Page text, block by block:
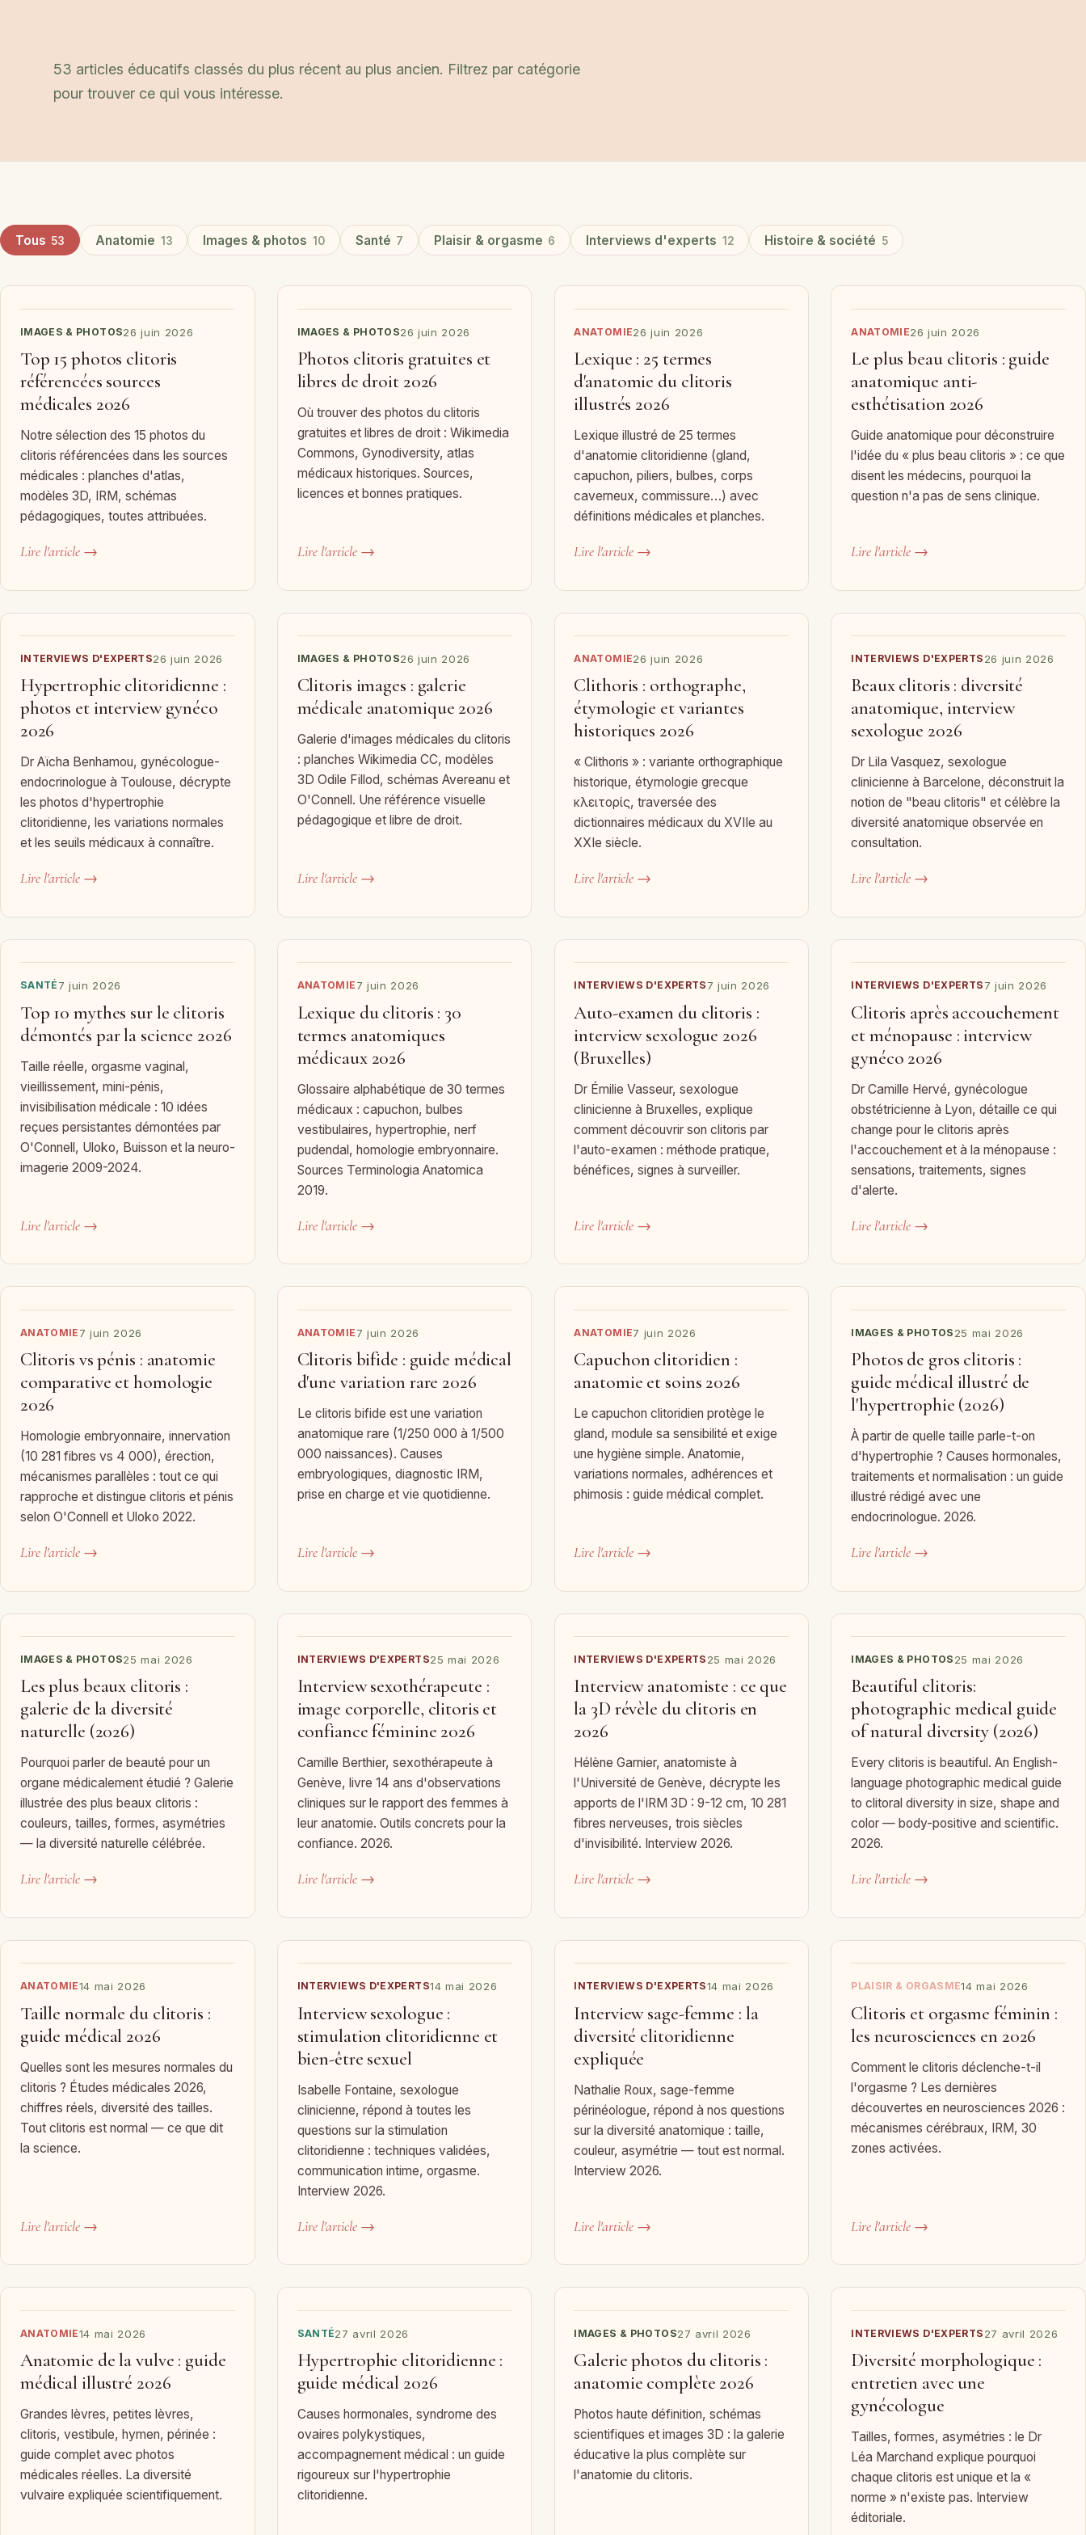
53 articles éducatifs classés du plus récent au plus ancien. Filtrez par catégorie
pour trouver ce qui vous intéresse.
Tous 53 Anatomie 13 Images & photos 10 Santé 7 Plaisir & orgasme 6 Interviews d'experts 12 Histoire & société 5
IMAGES & PHOTOS26 juin 2026
Top 15 photos clitoris
référencées sources
médicales 2026
Notre sélection des 15 photos du
clitoris référencées dans les sources
médicales : planches d'atlas,
modèles 3D, IRM, schémas
pédagogiques, toutes attribuées.
Lire l'article →
IMAGES & PHOTOS26 juin 2026
Photos clitoris gratuites et
libres de droit 2026
Où trouver des photos du clitoris
gratuites et libres de droit : Wikimedia
Commons, Gynodiversity, atlas
médicaux historiques. Sources,
licences et bonnes pratiques.
Lire l'article →
ANATOMIE26 juin 2026
Lexique : 25 termes
d'anatomie du clitoris
illustrés 2026
Lexique illustré de 25 termes
d'anatomie clitoridienne (gland,
capuchon, piliers, bulbes, corps
caverneux, commissure…) avec
définitions médicales et planches.
Lire l'article →
ANATOMIE26 juin 2026
Le plus beau clitoris : guide
anatomique anti-
esthétisation 2026
Guide anatomique pour déconstruire
l'idée du « plus beau clitoris » : ce que
disent les médecins, pourquoi la
question n'a pas de sens clinique.
Lire l'article →
INTERVIEWS D'EXPERTS26 juin 2026
Hypertrophie clitoridienne :
photos et interview gynéco
2026
Dr Aïcha Benhamou, gynécologue-
endocrinologue à Toulouse, décrypte
les photos d'hypertrophie
clitoridienne, les variations normales
et les seuils médicaux à connaître.
Lire l'article →
IMAGES & PHOTOS26 juin 2026
Clitoris images : galerie
médicale anatomique 2026
Galerie d'images médicales du clitoris
: planches Wikimedia CC, modèles
3D Odile Fillod, schémas Avereanu et
O'Connell. Une référence visuelle
pédagogique et libre de droit.
Lire l'article →
ANATOMIE26 juin 2026
Clithoris : orthographe,
étymologie et variantes
historiques 2026
« Clithoris » : variante orthographique
historique, étymologie grecque
κλειτορίς, traversée des
dictionnaires médicaux du XVIIe au
XXIe siècle.
Lire l'article →
INTERVIEWS D'EXPERTS 26 juin 2026
Beaux clitoris : diversité
anatomique, interview
sexologue 2026
Dr Lila Vasquez, sexologue
clinicienne à Barcelone, déconstruit la
notion de "beau clitoris" et célèbre la
diversité anatomique observée en
consultation.
Lire l'article →
SANTÉ 7 juin 2026
Top 10 mythes sur le clitoris
démontés par la science 2026
Taille réelle, orgasme vaginal,
vieillissement, mini-pénis,
invisibilisation médicale : 10 idées
reçues persistantes démontées par
O'Connell, Uloko, Buisson et la neuro-
imagerie 2009-2024.
Lire l'article →
ANATOMIE 7 juin 2026
Lexique du clitoris : 30
termes anatomiques
médicaux 2026
Glossaire alphabétique de 30 termes
médicaux : capuchon, bulbes
vestibulaires, hypertrophie, nerf
pudendal, homologie embryonnaire.
Sources Terminologia Anatomica
2019.
Lire l'article →
INTERVIEWS D'EXPERTS 7 juin 2026
Auto-examen du clitoris :
interview sexologue 2026
(Bruxelles)
Dr Émilie Vasseur, sexologue
clinicienne à Bruxelles, explique
comment découvrir son clitoris par
l'auto-examen : méthode pratique,
bénéfices, signes à surveiller.
Lire l'article →
INTERVIEWS D'EXPERTS 7 juin 2026
Clitoris après accouchement
et ménopause : interview
gynéco 2026
Dr Camille Hervé, gynécologue
obstétricienne à Lyon, détaille ce qui
change pour le clitoris après
l'accouchement et à la ménopause :
sensations, traitements, signes
d'alerte.
Lire l'article →
ANATOMIE 7 juin 2026
Clitoris vs pénis : anatomie
comparative et homologie
2026
Homologie embryonnaire, innervation
(10 281 fibres vs 4 000), érection,
mécanismes parallèles : tout ce qui
rapproche et distingue clitoris et pénis
selon O'Connell et Uloko 2022.
Lire l'article →
ANATOMIE 7 juin 2026
Clitoris bifide : guide médical
d'une variation rare 2026
Le clitoris bifide est une variation
anatomique rare (1/250 000 à 1/500
000 naissances). Causes
embryologiques, diagnostic IRM,
prise en charge et vie quotidienne.
Lire l'article →
ANATOMIE7 juin 2026
Capuchon clitoridien :
anatomie et soins 2026
Le capuchon clitoridien protège le
gland, module sa sensibilité et exige
une hygiène simple. Anatomie,
variations normales, adhérences et
phimosis : guide médical complet.
Lire l'article →
IMAGES & PHOTOS 25 mai 2026
Photos de gros clitoris :
guide médical illustré de
l'hypertrophie (2026)
À partir de quelle taille parle-t-on
d'hypertrophie ? Causes hormonales,
traitements et normalisation : un guide
illustré rédigé avec une
endocrinologue. 2026.
Lire l'article →
IMAGES & PHOTOS25 mai 2026
Les plus beaux clitoris :
galerie de la diversité
naturelle (2026)
Pourquoi parler de beauté pour un
organe médicalement étudié ? Galerie
illustrée des plus beaux clitoris :
couleurs, tailles, formes, asymétries
— la diversité naturelle célébrée.
Lire l'article →
INTERVIEWS D'EXPERTS25 mai 2026
Interview sexothérapeute :
image corporelle, clitoris et
confiance féminine 2026
Camille Berthier, sexothérapeute à
Genève, livre 14 ans d'observations
cliniques sur le rapport des femmes à
leur anatomie. Outils concrets pour la
confiance. 2026.
Lire l'article →
INTERVIEWS D'EXPERTS 25 mai 2026
Interview anatomiste : ce que
la 3D révèle du clitoris en
2026
Hélène Garnier, anatomiste à
l'Université de Genève, décrypte les
apports de l'IRM 3D : 9-12 cm, 10 281
fibres nerveuses, trois siècles
d'invisibilité. Interview 2026.
Lire l'article →
IMAGES & PHOTOS 25 mai 2026
Beautiful clitoris:
photographic medical guide
of natural diversity (2026)
Every clitoris is beautiful. An English-
language photographic medical guide
to clitoral diversity in size, shape and
color — body-positive and scientific.
2026.
Lire l'article →
ANATOMIE14 mai 2026
Taille normale du clitoris :
guide médical 2026
Quelles sont les mesures normales du
clitoris ? Études médicales 2026,
chiffres réels, diversité des tailles.
Tout clitoris est normal — ce que dit
la science.
Lire l'article →
INTERVIEWS D'EXPERTS14 mai 2026
Interview sexologue :
stimulation clitoridienne et
bien-être sexuel
Isabelle Fontaine, sexologue
clinicienne, répond à toutes les
questions sur la stimulation
clitoridienne : techniques validées,
communication intime, orgasme.
Interview 2026.
Lire l'article →
INTERVIEWS D'EXPERTS14 mai 2026
Interview sage-femme : la
diversité clitoridienne
expliquée
Nathalie Roux, sage-femme
périnéologue, répond à nos questions
sur la diversité anatomique : taille,
couleur, asymétrie — tout est normal.
Interview 2026.
Lire l'article →
PLAISIR & ORGASME14 mai 2026
Clitoris et orgasme féminin :
les neurosciences en 2026
Comment le clitoris déclenche-t-il
l'orgasme ? Les dernières
découvertes en neurosciences 2026 :
mécanismes cérébraux, IRM, 30
zones activées.
Lire l'article →
ANATOMIE14 mai 2026
Anatomie de la vulve : guide
médical illustré 2026
Grandes lèvres, petites lèvres,
clitoris, vestibule, hymen, périnée :
guide complet avec photos
médicales réelles. La diversité
vulvaire expliquée scientifiquement.
SANTÉ27 avril 2026
Hypertrophie clitoridienne :
guide médical 2026
Causes hormonales, syndrome des
ovaires polykystiques,
accompagnement médical : un guide
rigoureux sur l'hypertrophie
clitoridienne.
IMAGES & PHOTOS27 avril 2026
Galerie photos du clitoris :
anatomie complète 2026
Photos haute définition, schémas
scientifiques et images 3D : la galerie
éducative la plus complète sur
l'anatomie du clitoris.
INTERVIEWS D'EXPERTS 27 avril 2026
Diversité morphologique :
entretien avec une
gynécologue
Tailles, formes, asymétries : le Dr
Léa Marchand explique pourquoi
chaque clitoris est unique et la «
norme » n'existe pas. Interview
éditoriale.